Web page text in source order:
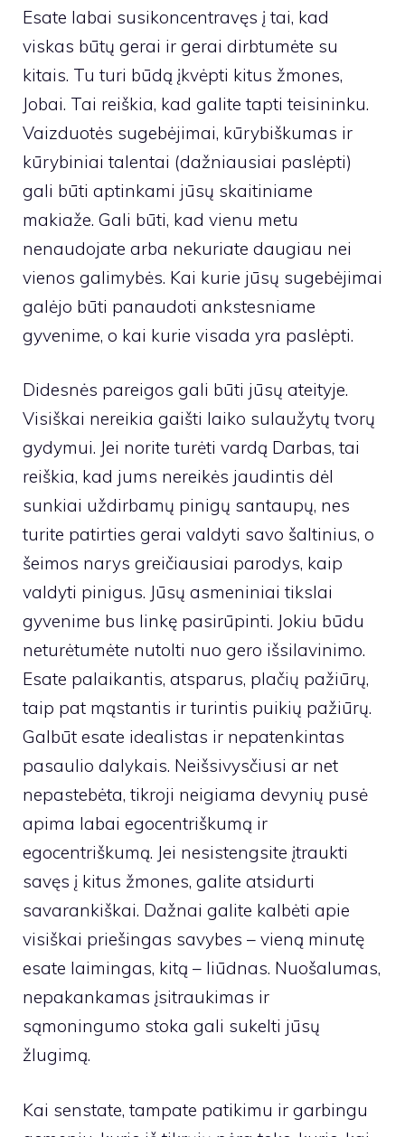
Esate labai susikoncentravęs į tai, kad
viskas būtų gerai ir gerai dirbtumėte su
kitais. Tu turi būdą įkvėpti kitus žmones,
Jobai. Tai reiškia, kad galite tapti teisininku.
Vaizduotės sugebėjimai, kūrybiškumas ir
kūrybiniai talentai (dažniausiai paslėpti)
gali būti aptinkami jūsų skaitiniame
makiaže. Gali būti, kad vienu metu
nenaudojate arba nekuriate daugiau nei
vienos galimybės. Kai kurie jūsų sugebėjimai
galėjo būti panaudoti ankstesniame
gyvenime, o kai kurie visada yra paslėpti.
Didesnės pareigos gali būti jūsų ateityje.
Visiškai nereikia gaišti laiko sulaužytų tvorų
gydymui. Jei norite turėti vardą Darbas, tai
reiškia, kad jums nereikės jaudintis dėl
sunkiai uždirbamų pinigų santaupų, nes
turite patirties gerai valdyti savo šaltinius, o
šeimos narys greičiausiai parodys, kaip
valdyti pinigus. Jūsų asmeniniai tikslai
gyvenime bus linkę pasirūpinti. Jokiu būdu
neturėtumėte nutolti nuo gero išsilavinimo.
Esate palaikantis, atsparus, plačių pažiūrų,
taip pat mąstantis ir turintis puikių pažiūrų.
Galbūt esate idealistas ir nepatenkintas
pasaulio dalykais. Neišsivysčiusi ar net
nepastebėta, tikroji neigiama devynių pusė
apima labai egocentriškumą ir
egocentriškumą. Jei nesistengsite įtraukti
savęs į kitus žmones, galite atsidurti
savarankiškai. Dažnai galite kalbėti apie
visiškai priešingas savybes – vieną minutę
esate laimingas, kitą – liūdnas. Nuošalumas,
nepakankamas įsitraukimas ir
sąmoningumo stoka gali sukelti jūsų
žlugimą.
Kai senstate, tampate patikimu ir garbingu